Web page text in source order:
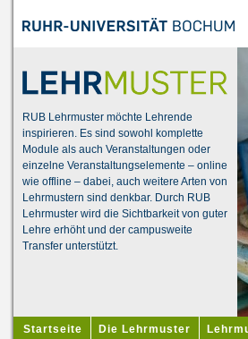
RUB Lehrmuster möchte Lehrende
inspirieren. Es sind sowohl komplette
Module als auch Veranstaltungen oder
einzelne Veranstaltungselemente – online
wie offline – dabei, auch weitere Arten von
Lehrmustern sind denkbar. Durch RUB
Lehrmuster wird die Sichtbarkeit von guter
Lehre erhöht und der campusweite
Transfer unterstützt.
Startseite Die Lehrmuster